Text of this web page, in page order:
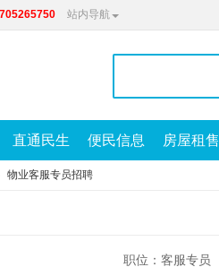
站内导航
直通民生 便民信息 房屋租售
物业客服专员招聘
职位：客服专员